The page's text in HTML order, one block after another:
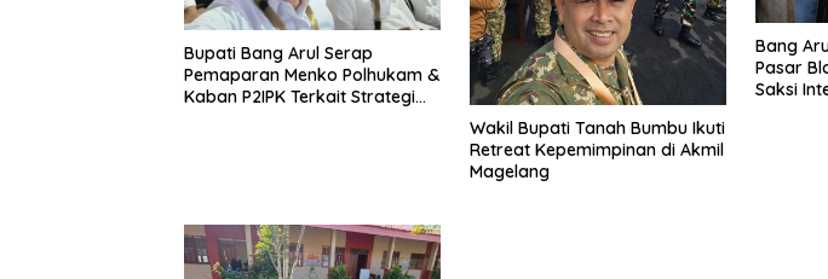
Bupati Bang Arul Serap
Pemaparan Menko Polhukam &
Kaban P2IPK Terkait Strategi
Wakil Bupati Tanah Bumbu Ikuti
Retreat Kepemimpinan di Akmil
Magelang
Bang
Pasar
Saksi